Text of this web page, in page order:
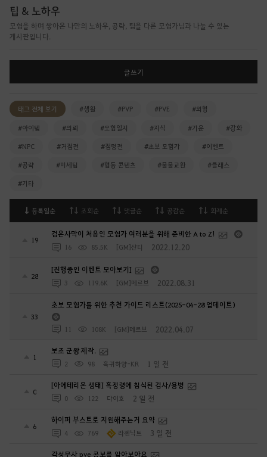
팁 & 노하우
모험을 하며 쌓아온 나만의 노하우, 공략, 팁을 다른 모험가님과 나눌 수 있는
게시판입니다.
글쓰기
태그 전체 보기 #생활 #PVP #PVE #외형
#아이템 #의뢰 #모험일지 #지식 #기운 #강화
#NPC #거점전 #점령전 #초보 모험가 #이벤트
#공략 #미세팁 #협동 콘텐츠 #물물교환 #클래스
#기타
등록일순 조회순 댓글순 공감순 화제순
19
검은사막이 처음인 모험가 여러분을 위해 준비한 A to Z!
16 85.5K [GM]샨티 2022.12.20
28
[진행중인 이벤트 모아보기]
3 119.6K [GM]메르브 2022.08.31
33
초보 모험가를 위한 추천 가이드 리스트(2025-04-28 업데이트)
11 108K [GM]메르브 2022.04.07
1
보조 군왕 제작.
2 98 흑귀하양-KR 1 일 전
0
[아에테리온 생태] 흑정령에 침식된 검사/용병
0 122 다이호 2 일 전
6
하이퍼 부스트로 지원해주는거 요약
4 769 라젠닉트 3 일 전
각성무사 pve 콤보를 알아보아요